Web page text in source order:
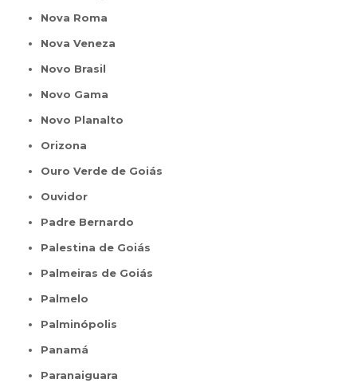
Nova Roma
Nova Veneza
Novo Brasil
Novo Gama
Novo Planalto
Orizona
Ouro Verde de Goiás
Ouvidor
Padre Bernardo
Palestina de Goiás
Palmeiras de Goiás
Palmelo
Palminópolis
Panamá
Paranaiguara